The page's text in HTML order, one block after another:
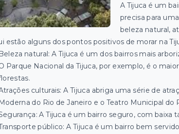
A Tijuca é um
precisa para
beleza natural,
estão alguns dos pontos positivos de morar na
natural: A Tijuca é um dos bairros mais
Parque Nacional da Tijuca, por exemplo, é o
culturais: A Tijuca abriga uma série de
do Rio de Janeiro e o Teatro Municipal do
A Tijuca é um bairro seguro, com baixa
público: A Tijuca é um bairro bem